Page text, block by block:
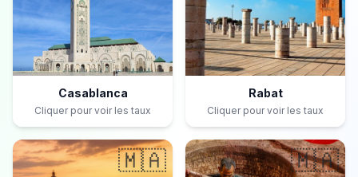
Casablanca
Cliquer pour voir les taux
Rabat
Cliquer pour voir les taux
🇲🇦 🇲🇦